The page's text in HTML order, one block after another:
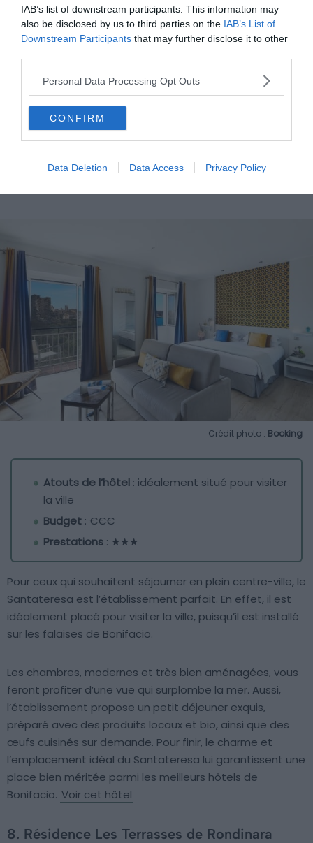
IAB’s list of downstream participants. This information may
also be disclosed by us to third parties on the IAB’s List of
Downstream Participants that may further disclose it to other
Personal Data Processing Opt Outs
CONFIRM
Data Deletion Data Access Privacy Policy
Concernant les chambres, elles sont décorées avec
goût dans un style contemporain, avec en prime une
extérieure et le jardin vous feront une nouvelle fois
profiter d’un panorama exceptionnel !
Voir cet hôtel
7. Santateresa
Voir cet hôtel
Crédit photo : Booking
Atouts de l’hôtel : idéalement situé pour visiter
la ville
Budget : €€€
Prestations : ★★★
Pour ceux qui souhaitent séjourner en plein centre-ville, le
Santateresa est l’établissement parfait. En effet, il est
idéalement placé pour visiter la ville, puisqu’il est installé
sur les falaises de Bonifacio.
Les chambres, modernes et très bien aménagées, vous
feront profiter d’une vue qui surplombe la mer. Aussi,
l’établissement propose un petit déjeuner exquis,
préparé avec des produits locaux et bio, ainsi que des
œufs cuisinés sur demande. Pour finir, le charme et
l’emplacement idéal du Santateresa lui garantissent une
place bien méritée parmi les meilleurs hôtels de
Bonifacio. Voir cet hôtel
8. Résidence Les Terrasses de Rondinara